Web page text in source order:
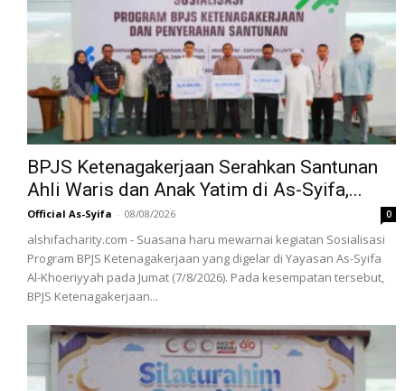
BPJS Ketenagakerjaan Serahkan Santunan
Ahli Waris dan Anak Yatim di As-Syifa,...
Official As-Syifa - 08/08/2026 0
alshifacharity.com - Suasana haru mewarnai kegiatan Sosialisasi
Program BPJS Ketenagakerjaan yang digelar di Yayasan As-Syifa
Al-Khoeriyyah pada Jumat (7/8/2026). Pada kesempatan tersebut,
BPJS Ketenagakerjaan...